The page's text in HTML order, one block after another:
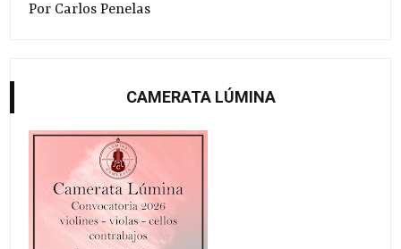
Por Carlos Penelas
CAMERATA LÚMINA